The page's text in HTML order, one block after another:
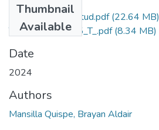
Thumbnail
Available
Grado de Similitud.pdf(22.64 MB)
T036_72948495_T_.pdf(8.34 MB)
Date
2024
Authors
Mansilla Quispe, Brayan Aldair